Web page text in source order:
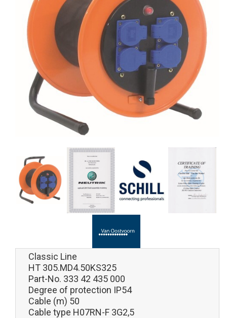
Classic Line
HT 305.MD4.50KS325
Part-No. 333 42 435 000
Degree of protection IP54
Cable (m) 50
Cable type H07RN-F 3G2,5